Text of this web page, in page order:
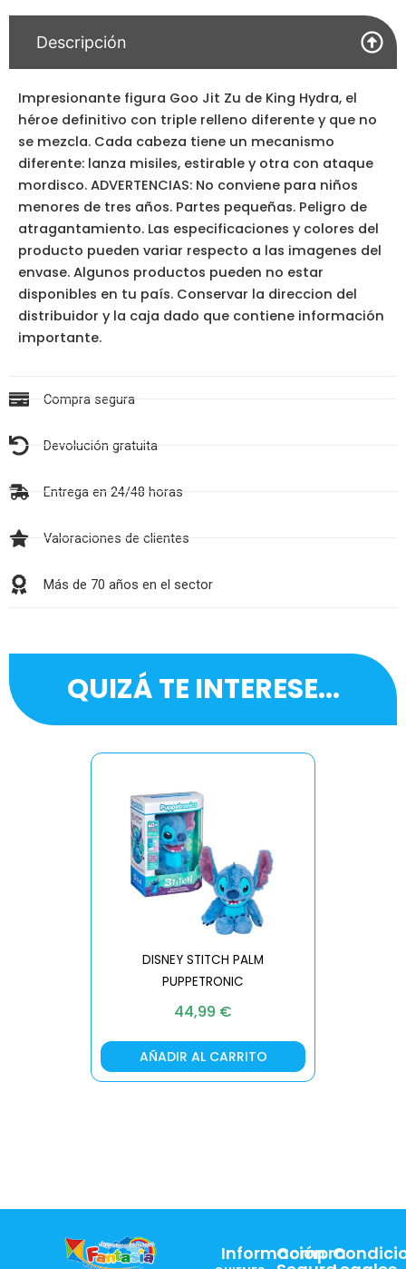
Descripción
Impresionante figura Goo Jit Zu de King Hydra, el
héroe definitivo con triple relleno diferente y que no
se mezcla. Cada cabeza tiene un mecanismo
diferente: lanza misiles, estirable y otra con ataque
mordisco. ADVERTENCIAS: No conviene para niños
menores de tres años. Partes pequeñas. Peligro de
atragantamiento. Las especificaciones y colores del
producto pueden variar respecto a las imagenes del
envase. Algunos productos pueden no estar
disponibles en tu país. Conservar la direccion del
distribuidor y la caja dado que contiene información
importante.
Compra segura
Devolución gratuita
Entrega en 24/48 horas
Valoraciones de clientes
Más de 70 años en el sector
QUIZÁ TE INTERESE...
DISNEY STITCH PALM
PUPPETRONIC
44,99 €
AÑADIR AL CARRITO
Información
Compra